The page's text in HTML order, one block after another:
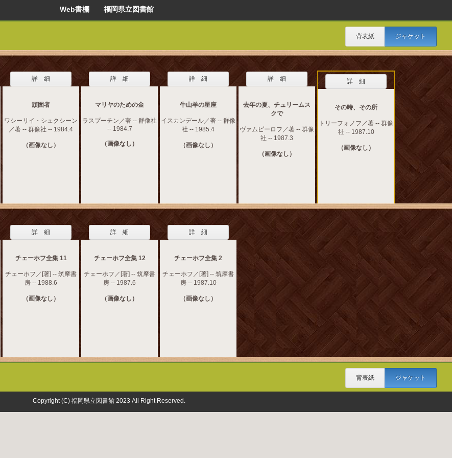
Web書棚 福岡県立図書館
背表紙 ジャケット
詳 細
頑固者
ワシーリイ・シュクシーン
／著 -- 群像社 -- 1984.4
（画像なし）
詳 細
マリヤのための金
ラスプーチン／著 -- 群像社
-- 1984.7
（画像なし）
詳 細
牛山羊の星座
イスカンデール／著 -- 群像
社 -- 1985.4
（画像なし）
詳 細
去年の夏、チュリームス
クで
ヴァムピーロフ／著 -- 群像
社 -- 1987.3
（画像なし）
詳 細
その時、その所
トリーフォノフ／著 -- 群像
社 -- 1987.10
（画像なし）
詳 細
チェーホフ全集 11
チェーホフ／[著] -- 筑摩書
房 -- 1988.6
（画像なし）
詳 細
チェーホフ全集 12
チェーホフ／[著] -- 筑摩書
房 -- 1987.6
（画像なし）
詳 細
チェーホフ全集 2
チェーホフ／[著] -- 筑摩書
房 -- 1987.10
（画像なし）
背表紙 ジャケット
Copyright (C) 福岡県立図書館 2023 All Right Reserved.